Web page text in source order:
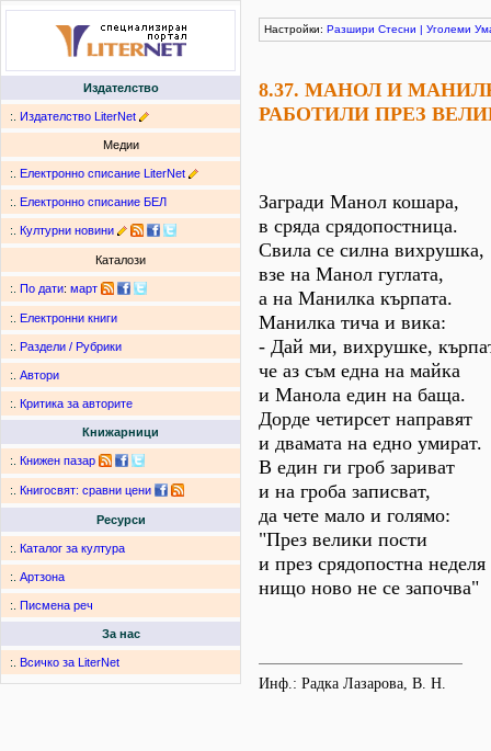
Издателство
:. Издателство LiterNet
Медии
:. Електронно списание LiterNet
:. Електронно списание БЕЛ
:. Културни новини
Каталози
:. По дати: март
:. Електронни книги
:. Раздели / Рубрики
:. Автори
:. Критика за авторите
Книжарници
:. Книжен пазар
:. Книгосвят: сравни цени
Ресурси
:. Каталог за култура
:. Артзона
:. Писмена реч
За нас
:. Всичко за LiterNet
Настройки: Разшири Стесни | Уголеми
8.37. МАНОЛ И
РАБОТИЛИ ПРЕЗ
Загради Манол кошара,
в сряда срядопостница.
Свила се силна вихрушка,
взе на Манол гуглата,
а на Манилка кърпата.
Манилка тича и вика:
- Дай ми, вихрушке,
че аз съм една на майка
и Манола един на баща.
Дорде четирсет направят
и двамата на едно умират.
В един ги гроб зариват
и на гроба записват,
да чете мало и голямо:
"През велики пости
и през срядопостна неделя
нищо ново не се започва"
Инф.: Радка Лазарова, В. Н.